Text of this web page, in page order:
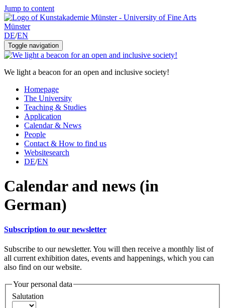
Jump to content
DE/EN
Toggle navigation
We light a beacon for an open and inclusive society!
Homepage
The University
Teaching & Studies
Application
Calendar & News
People
Contact & How to find us
Websitesearch
DE/EN
Calendar and news (in
German)
Subscription to our newsletter
Subscribe to our newsletter. You will then receive a monthly list of
all current exhibition dates, events and happenings, which you can
also find on our website.
Your personal data
Salutation